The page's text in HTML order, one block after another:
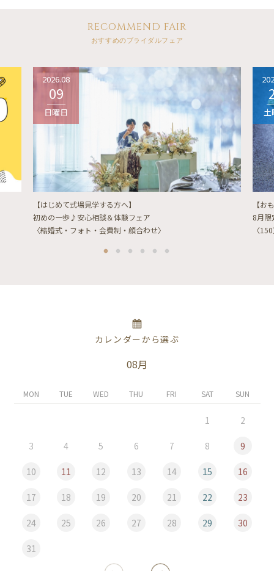
RECOMMEND FAIR
おすすめのブライダルフェア
2026.08
09
日曜日
【はじめて式場見学する方へ】
初めの一歩♪安心相談＆体験フェア
〈結婚式・フォト・会費制・顔合わせ〉
土
【お
8月限
〈
カレンダーから選ぶ
08月
MON TUE WED THU FRI SAT SUN
1 2
3 4 5 6 7 8 9
10 11 12 13 14 15 16
17 18 19 20 21 22 23
24 25 26 27 28 29 30
31